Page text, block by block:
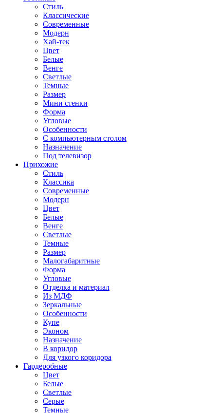
Стиль
Классические
Современные
Модерн
Хай-тек
Цвет
Белые
Венге
Светлые
Темные
Размер
Мини стенки
Форма
Угловые
Особенности
С компьютерным столом
Назначение
Под телевизор
Прихожие
Стиль
Классика
Современные
Модерн
Цвет
Белые
Венге
Светлые
Темные
Размер
Малогабаритные
Форма
Угловые
Отделка и материал
Из МДФ
Зеркальные
Особенности
Купе
Эконом
Назначение
В коридор
Для узкого коридора
Гардеробные
Цвет
Белые
Светлые
Серые
Темные